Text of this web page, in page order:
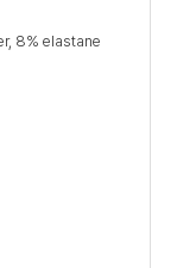
8% elastane